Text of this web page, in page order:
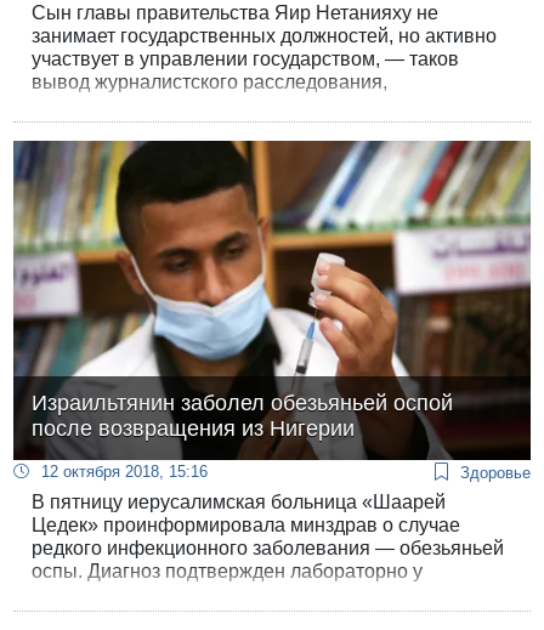
Сын главы правительства Яир Нетанияху не
занимает государственных должностей, но активно
участвует в управлении государством, — таков
вывод журналистского расследования,
Левинсоном и Ноа Ландау.
Израильтянин заболел обезьяньей оспой
после возвращения из Нигерии
12 октября 2018, 15:16 Здоровье
В пятницу иерусалимская больница «Шаарей
Цедек» проинформировала минздрав о случае
редкого инфекционного заболевания — обезьяньей
оспы. Диагноз подтвержден лабораторно у